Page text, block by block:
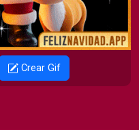
Crear Gif